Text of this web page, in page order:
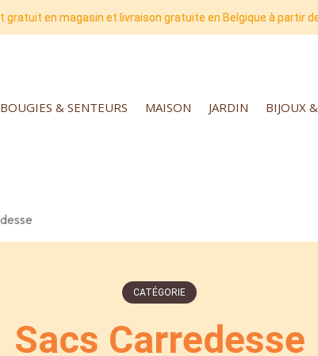
gratuit en magasin et livraison gratuite en Belgique à partir
BOUGIES & SENTEURS MAISON JARDIN BIJOUX
CATÉGORIE
Sacs Carredesse